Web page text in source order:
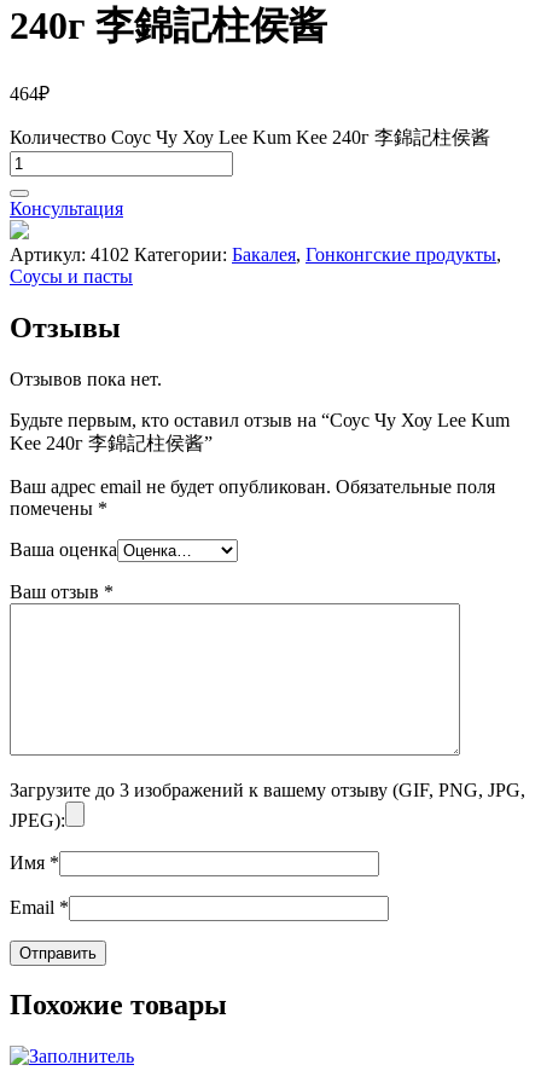
240г 李錦記柱侯酱
464₽
Количество Соус Чу Хоу Lee Kum Kee 240г 李錦記柱侯酱
Консультация
Артикул: 4102 Категории: Бакалея, Гонконгские продукты,
Соусы и пасты
Отзывы
Отзывов пока нет.
Будьте первым, кто оставил отзыв на “Соус Чу Хоу Lee Kum
Kee 240г 李錦記柱侯酱”
Ваш адрес email не будет опубликован. Обязательные поля
помечены *
Ваша оценка
Ваш отзыв *
Загрузите до 3 изображений к вашему отзыву (GIF, PNG, JPG,
JPEG):
Имя *
Email *
Похожие товары